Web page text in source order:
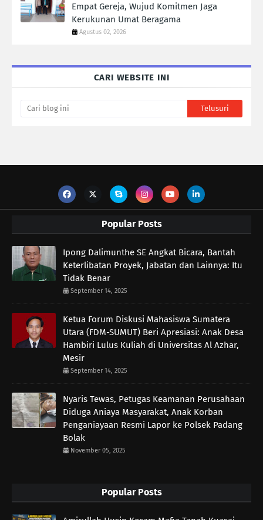
Empat Gereja, Wujud Komitmen Jaga
Kerukunan Umat Beragama
Agustus 02, 2026
CARI WEBSITE INI
Popular Posts
Ipong Dalimunthe SE Angkat Bicara, Bantah
Keterlibatan Proyek, Jabatan dan Lainnya: Itu
Tidak Benar
September 14, 2025
Ketua Forum Diskusi Mahasiswa Sumatera
Utara (FDM-SUMUT) Beri Apresiasi: Anak Desa
Hambiri Lulus Kuliah di Universitas Al Azhar,
Mesir
September 14, 2025
Nyaris Tewas, Petugas Keamanan Perusahaan
Diduga Aniaya Masyarakat, Anak Korban
Penganiayaan Resmi Lapor ke Polsek Padang
Bolak
November 05, 2025
Popular Posts